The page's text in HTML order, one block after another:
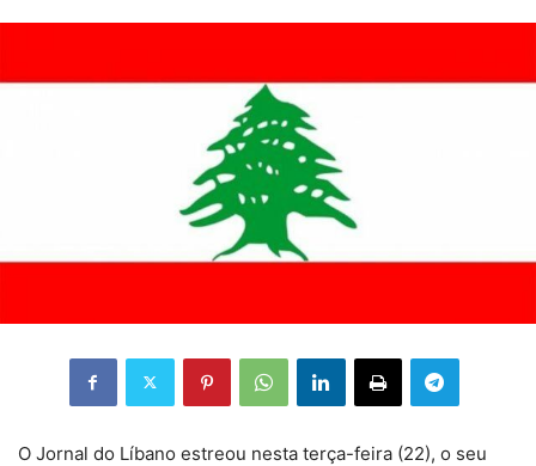
O Jornal do Líbano estreou nesta terça-feira (22), o seu